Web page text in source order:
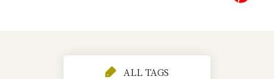
ALL TAGS